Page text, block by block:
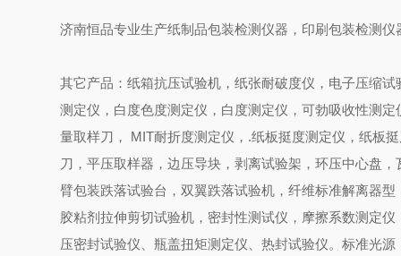
济南恒品专业生产纸制品包装检测仪器，印刷包装检测
其它产品：纸箱抗压试验机，纸张耐破度仪，电子压缩
测定仪，白度色度测定仪，白度测定仪，可勃吸收性测
量取样刀，
MIT耐折度测定仪， .纸板挺度测定仪，纸板
刀，平压取样器，边压导块，剥离试验架，环压中心盘
臂包装跌落试验台，双翼跌落试验机，纤维标准解离器型
胶粘剂拉伸剪切试验机，密封性测试仪，摩擦系数测定
压密封试验仪、瓶盖扭矩测定仪、热封试验仪。标准光源